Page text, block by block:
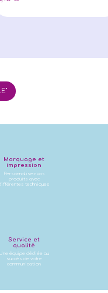
Marquage et
impression
Personnalisez vos
produits avec
techniques
Service et
qualité
Une équipe dédiée au
succès de votre
communication